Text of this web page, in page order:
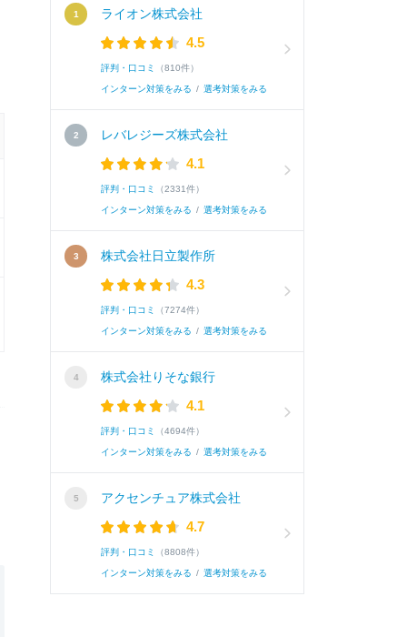
ライオン株式会社
4.5
評判・口コミ （810件）
インターン対策をみる / 選考対策をみる
レバレジーズ株式会社
4.1
評判・口コミ （2331件）
インターン対策をみる / 選考対策をみる
株式会社日立製作所
4.3
評判・口コミ （7274件）
インターン対策をみる / 選考対策をみる
株式会社りそな銀行
4.1
評判・口コミ （4694件）
インターン対策をみる / 選考対策をみる
アクセンチュア株式会社
4.7
評判・口コミ （8808件）
インターン対策をみる / 選考対策をみる